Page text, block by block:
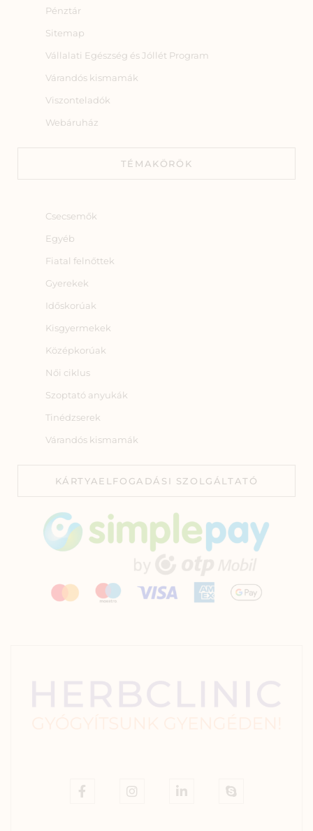
Pénztár
Sitemap
Vállalati Egészség és Jóllét Program
Várandós kismamák
Viszonteladók
Webáruház
TÉMAKÖRÖK
Csecsemők
Egyéb
Fiatal felnőttek
Gyerekek
Időskorúak
Kisgyermekek
Középkorúak
Női ciklus
Szoptató anyukák
Tinédzserek
Várandós kismamák
KÁRTYAELFOGADÁSI SZOLGÁLTATÓ